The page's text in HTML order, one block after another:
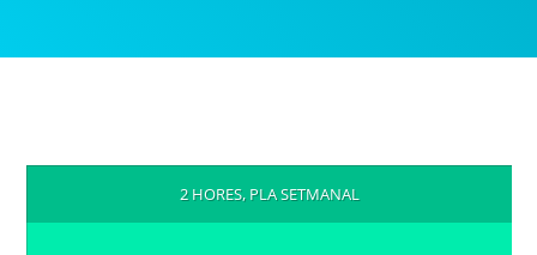
2 HORES, PLA SETMANAL